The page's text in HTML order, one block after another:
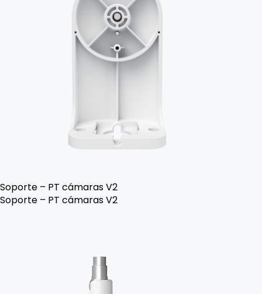
Soporte – PT cámaras V2
Soporte – PT cámaras V2